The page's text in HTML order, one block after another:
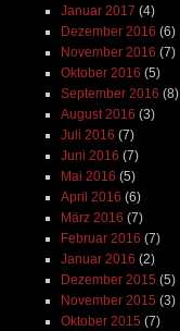
Januar 2017 (4)
Dezember 2016 (6)
November 2016 (7)
Oktober 2016 (5)
September 2016 (8)
August 2016 (3)
Juli 2016 (7)
Juni 2016 (7)
Mai 2016 (5)
April 2016 (6)
März 2016 (7)
Februar 2016 (7)
Januar 2016 (2)
Dezember 2015 (5)
November 2015 (3)
Oktober 2015 (7)